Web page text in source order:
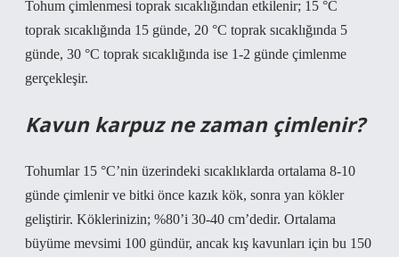
Tohum çimlenmesi toprak sıcaklığından etkilenir; 15 °C
toprak sıcaklığında 15 günde, 20 °C toprak sıcaklığında 5
günde, 30 °C toprak sıcaklığında ise 1-2 günde çimlenme
gerçekleşir.
Kavun karpuz ne zaman çimlenir?
Tohumlar 15 °C’nin üzerindeki sıcaklıklarda ortalama 8-10
günde çimlenir ve bitki önce kazık kök, sonra yan kökler
geliştirir. Köklerinizin; %80’i 30-40 cm’dedir. Ortalama
büyüme mevsimi 100 gündür, ancak kış kavunları için bu 150